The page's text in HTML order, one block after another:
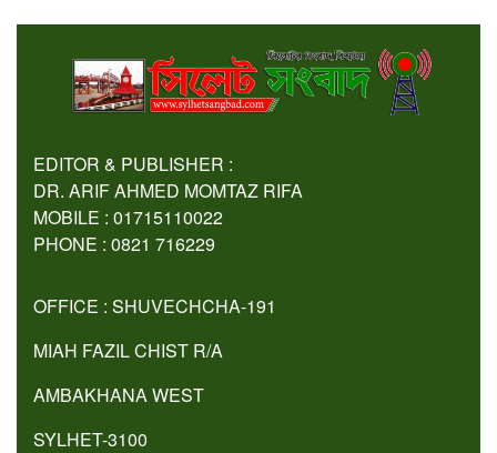
EDITOR & PUBLISHER :
DR. ARIF AHMED MOMTAZ RIFA
MOBILE : 01715110022
PHONE : 0821 716229
OFFICE : SHUVECHCHA-191
MIAH FAZIL CHIST R/A
AMBAKHANA WEST
SYLHET-3100